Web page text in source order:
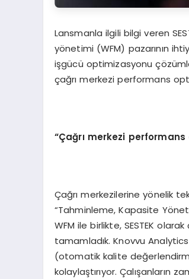
Lansmanla ilgili bilgi veren
yönetimi (WFM) pazarının
işgücü optimizasyonu
çağrı merkezi performans
“Çağrı merkezi
Çağrı merkezilerine yönelik
“Tahminleme, Kapasite
WFM ile birlikte, SESTEK
tamamladık. Knovvu
(otomatik kalite
kolaylaştırıyor. Çalışanların